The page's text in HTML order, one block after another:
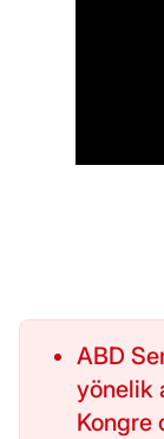
ABD
yönelik
Kongre